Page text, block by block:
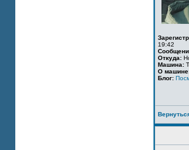
19:42
Откуда:
Машина:
О
Блог: